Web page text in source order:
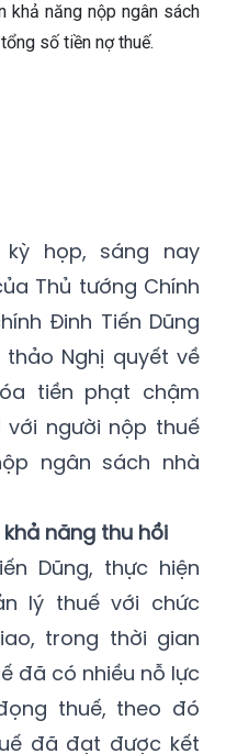
khả năng nộp ngân sách
số tiền nợ thuế.
họp, sáng nay
Thủ tướng Chính
Đinh Tiến Dũng
Nghị quyết về
tiền phạt chậm
người nộp thuế
ngân sách nhà
năng thu hồi
Dũng, thực hiện
lý thuế với chức
trong thời gian
đã có nhiều nỗ lực
thuế, theo đó
đã đạt được kết